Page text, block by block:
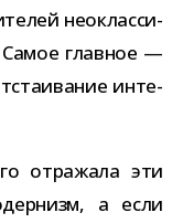
нео­клас­си­
глав­ное —
инте­
отра­жала эти
а если